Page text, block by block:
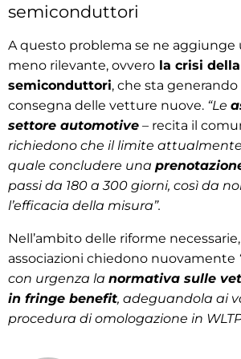
semiconduttori
A questo problema se ne aggiunge
meno rilevante, ovvero la crisi
semiconduttori, che sta
consegna delle vetture nuove. “Le
settore automotive – recita il
richiedono che il limite
quale concludere una
passi da 180 a 300 giorni, così da
l’efficacia della misura”.
Nell’ambito delle riforme
associazioni chiedono nuovamente
con urgenza la normativa sulle
in fringe benefit, adeguandola ai
procedura di omologazione in